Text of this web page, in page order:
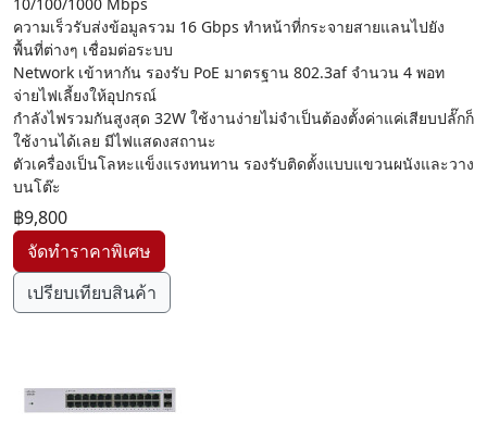
ความเร็วรับส่งข้อมูลรวม 16 Gbps ทำหน้าที่กระจายสายแลนไปยัง
พื้นที่ต่างๆ เชื่อมต่อระบบ
Network เข้าหากัน รองรับ PoE มาตรฐาน 802.3af จำนวน 4 พอท
จ่ายไฟเลี้ยงให้อุปกรณ์
กำลังไฟรวมกันสูงสุด 32W ใช้งานง่ายไม่จำเป็นต้องตั้งค่าแค่เสียบปลั๊กก็
ใช้งานได้เลย มีไฟแสดงสถานะ
ตัวเครื่องเป็นโลหะแข็งแรงทนทาน รองรับติดตั้งแบบแขวนผนังและวาง
บนโต๊ะ
฿9,800
เปรียบเทียบสินค้า